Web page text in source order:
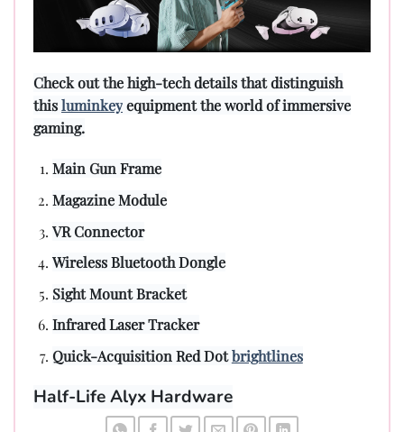
Check out the high-tech details that distinguish
thisluminkeyequipment the world of immersive
gaming.
Main Gun Frame
Magazine Module
VR Connector
Wireless Bluetooth Dongle
Sight Mount Bracket
Infrared Laser Tracker
Quick-Acquisition Red Dotbrightlines
Half-Life Alyx Hardware